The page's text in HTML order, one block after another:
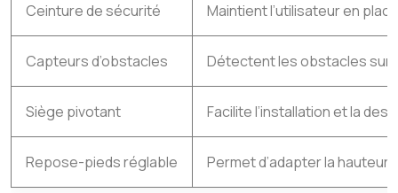
Ceinture de sécurité Maintient l’utilisateur en
Capteurs d’obstacles Détectent les obstacles sur
Siège pivotant Facilite l’installation et la
Repose-pieds réglable Permet d’adapter la hauteur